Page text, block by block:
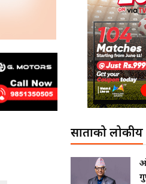
साताको लोकप्रीय